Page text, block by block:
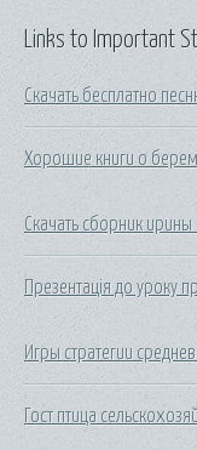
Links to Important
Скачать бесплатно
Хорошие книги о
Скачать сборник ирины
Презентація до уроку
Игры стратегии
Гост птица